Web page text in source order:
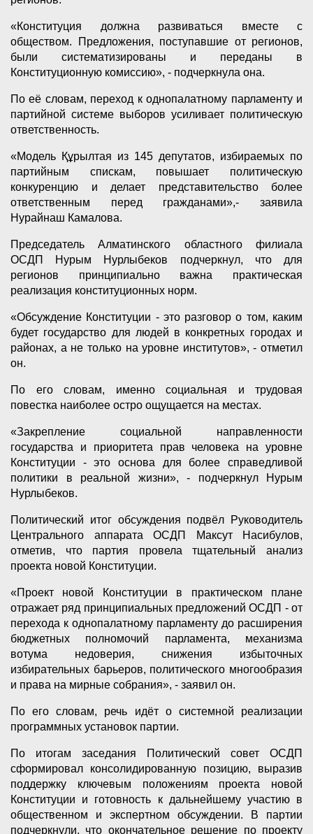
«Конституция должна развиваться вместе с
обществом. Предложения, поступавшие от регионов,
были систематизированы и переданы в
Конституционную комиссию», - подчеркнула она.
По её словам, переход к однопалатному парламенту и
партийной системе выборов усиливает политическую
ответственность.
«Модель Құрылтая из 145 депутатов, избираемых по
партийным спискам, повышает политическую
конкуренцию и делает представительство более
ответственным перед гражданами»,- заявила
Нурайнаш Камалова.
Председатель Алматинского областного филиала
ОСДП Нурым Нурлыбеков подчеркнул, что для
регионов принципиально важна практическая
реализация конституционных норм.
«Обсуждение Конституции - это разговор о том, каким
будет государство для людей в конкретных городах и
районах, а не только на уровне институтов», - отметил
он.
По его словам, именно социальная и трудовая
повестка наиболее остро ощущается на местах.
«Закрепление социальной направленности
государства и приоритета прав человека на уровне
Конституции - это основа для более справедливой
политики в реальной жизни», - подчеркнул Нурым
Нурлыбеков.
Политический итог обсуждения подвёл Руководитель
Центрального аппарата ОСДП Максут Насибулов,
отметив, что партия провела тщательный анализ
проекта новой Конституции.
«Проект новой Конституции в практическом плане
отражает ряд принципиальных предложений ОСДП - от
перехода к однопалатному парламенту до расширения
бюджетных полномочий парламента, механизма
вотума недоверия, снижения избыточных
избирательных барьеров, политического многообразия
и права на мирные собрания», - заявил он.
По его словам, речь идёт о системной реализации
программных установок партии.
По итогам заседания Политический совет ОСДП
сформировал консолидированную позицию, выразив
поддержку ключевым положениям проекта новой
Конституции и готовность к дальнейшему участию в
общественном и экспертном обсуждении. В партии
подчеркнули, что окончательное решение по проекту